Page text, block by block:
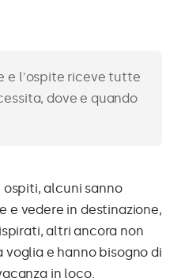
e l'ospite riceve tutte
dove e quando
alcuni sanno
e vedere in destinazione,
altri ancora non
e hanno bisogno di
in loco.